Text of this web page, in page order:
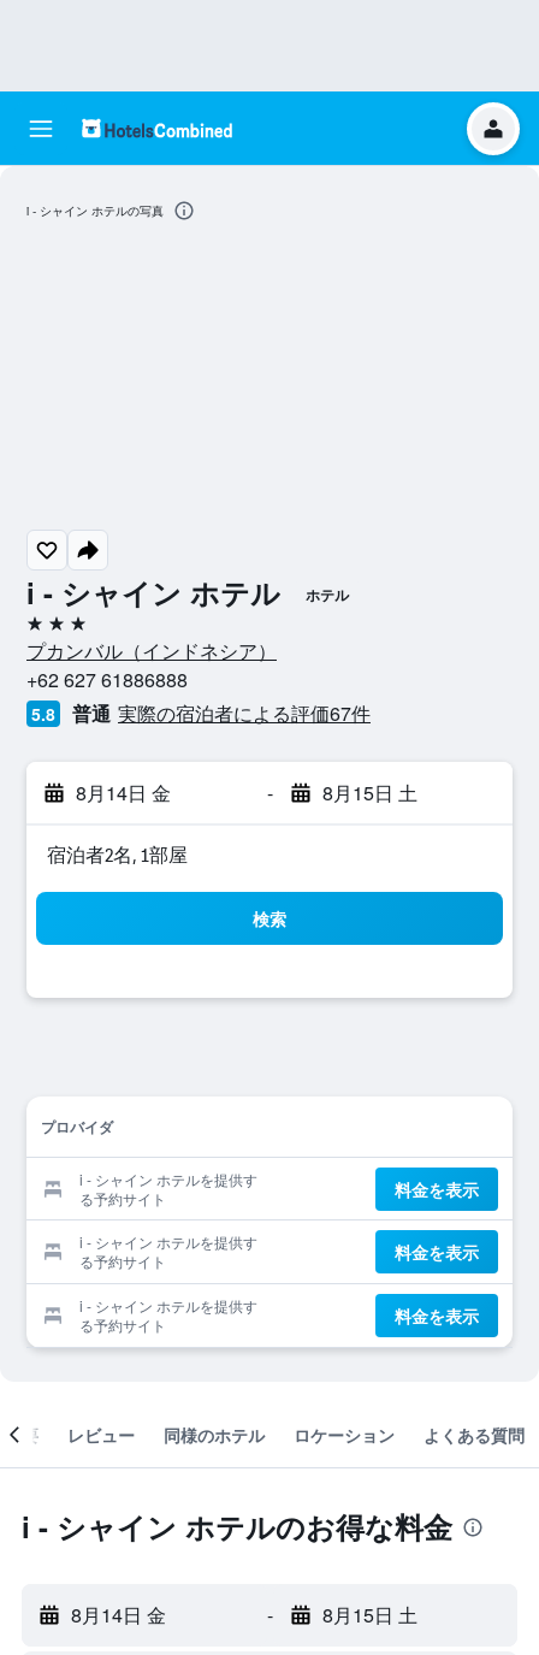
i - シャイン ホテル ホテル
3つ星
プカンバル​（インドネシア​）​
+62 627 61886888
5.8 普通 実際の宿泊者による評価67​件
8月14日 金 - 8月15日 土
宿泊者2名, 1​部屋
検索
プロバイダ
i - シャイン ホテルを提供す
る予約サイト
料金を表示
i - シャイン ホテルを提供す
る予約サイト
料金を表示
i - シャイン ホテルを提供す
る予約サイト
料金を表示
i - シャイン ホテルの写真
概要 レビュー 同様のホテル ロケーション よくある質問
i - シャイン ホテルのお得な料金
8月14日 金 - 8月15日 土